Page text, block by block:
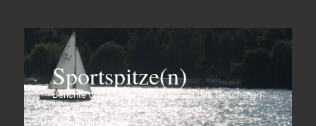
Sportspitze(n)
Berichte und Kommentare rund um das Geschehen
vom Rasen, aus Stadien, Hallen und
Funktionärsetagen